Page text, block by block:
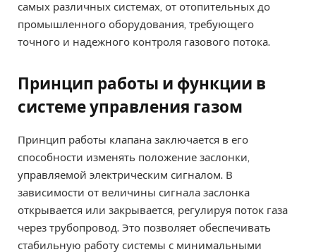
самых различных системах, от отопительных до
промышленного оборудования, требующего
точного и надежного контроля газового потока.
Принцип работы и функции в
системе управления газом
Принцип работы клапана заключается в его
способности изменять положение заслонки,
управляемой электрическим сигналом. В
зависимости от величины сигнала заслонка
открывается или закрывается, регулируя поток газа
через трубопровод. Это позволяет обеспечивать
стабильную работу системы с минимальными